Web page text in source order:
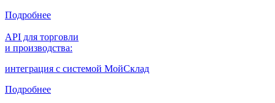
Подробнее
API для торговли
и производства:
интеграция с системой МойСклад
Подробнее